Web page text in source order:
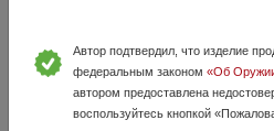
видно комплект чоков, кофра нет и
осмотр и переоформление в лрр
области, новое ...
Автор подтвердил, что изделие
федеральным законом «Об
автором предоставлена
воспользуйтесь кнопкой